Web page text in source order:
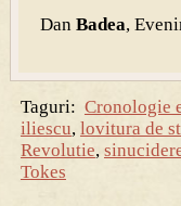
Dan Badea,
Taguri: Cronologie
iliescu, lovitura de
Revolutie,
Tokes